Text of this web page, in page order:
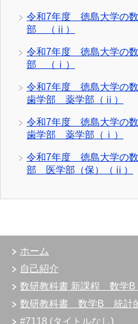
令和7年度 徳島大学の
部 （ⅱ）
令和7年度 徳島大学の
部 （ⅰ）
令和7年度 徳島大学
歯学部 薬学部（ⅱ）
令和7年度 徳島大学
歯学部 薬学部（ⅰ）
令和7年度 徳島大学の
部 医学部（保）（ⅱ）
ホーム
自己紹介
数研教科書 新課程 数学
数研教科書 数学B 統計
#7118 (タイトルなし)